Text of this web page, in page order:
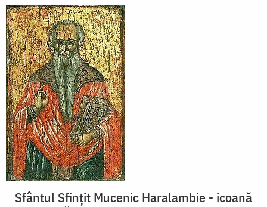
Sfântul Sfinţit Mucenic Haralambie - icoană